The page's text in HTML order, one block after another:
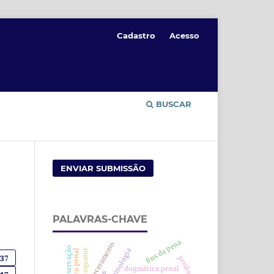
BUSCAR
Cadastro Acesso
ENVIAR SUBMISSÃO
PALAVRAS-CHAVE
dogmática penal
fins da pena
exequatur prisão